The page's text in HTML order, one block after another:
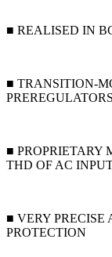
■ REALISED IN
■ TRANSITION-
PREREGULATORS
■ PROPRIETARY
THD OF AC
■ VERY PRECISE
PROTECTION